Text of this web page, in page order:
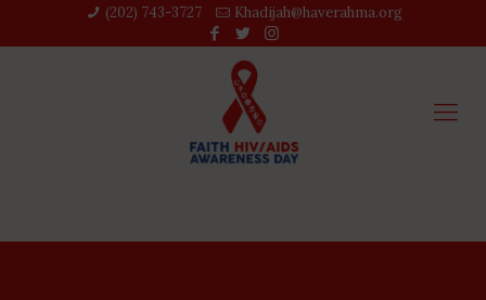
(202) 743-3727‬ Khadijah@haverahma.org